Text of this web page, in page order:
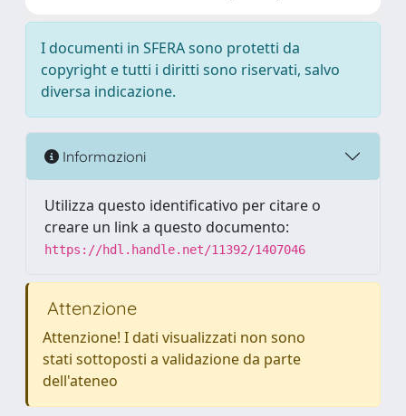
I documenti in SFERA sono protetti da
copyright e tutti i diritti sono riservati, salvo
diversa indicazione.
Informazioni
Utilizza questo identificativo per citare o
creare un link a questo documento:
https://hdl.handle.net/11392/1407046
Attenzione
Attenzione! I dati visualizzati non sono
stati sottoposti a validazione da parte
dell'ateneo